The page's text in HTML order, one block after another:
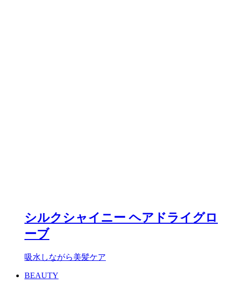
シルクシャイニー ヘアドライグロ
ーブ
吸水しながら美髪ケア
BEAUTY